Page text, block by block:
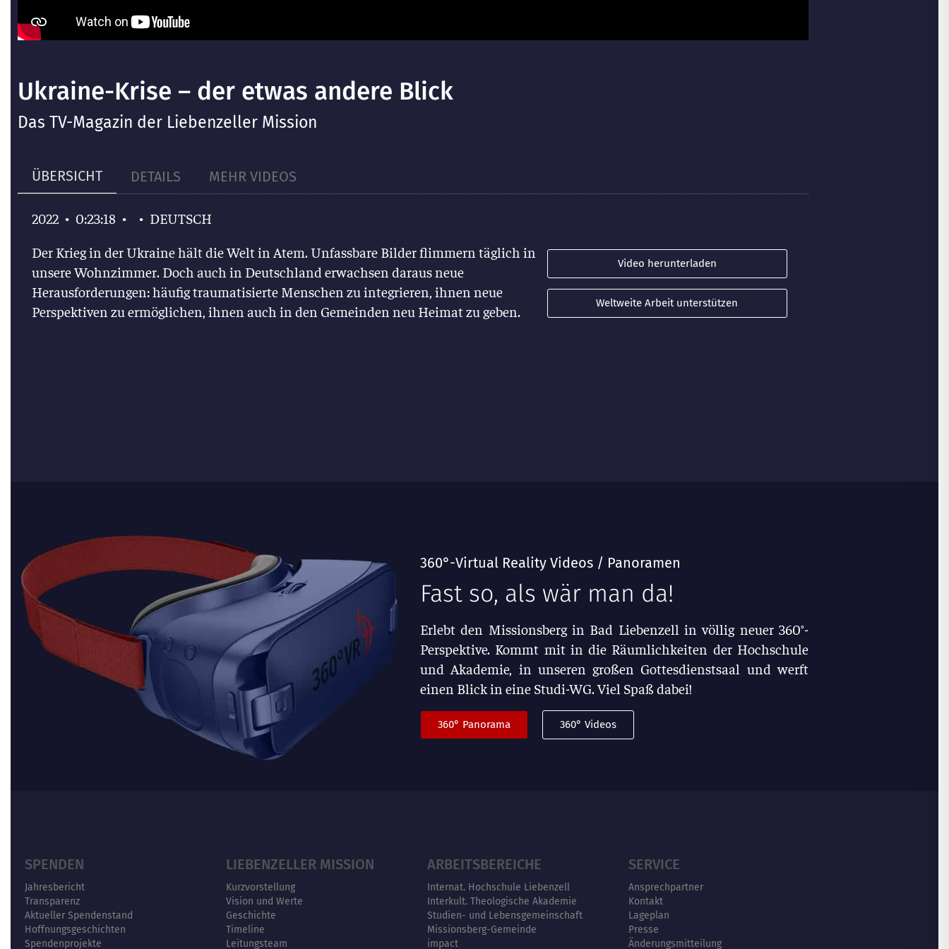
Ukraine-Krise – der etwas andere Blick
Das TV-Magazin der Liebenzeller Mission
ÜBERSICHT DETAILS MEHR VIDEOS
2022 • 0:23:18 • • DEUTSCH
Der Krieg in der Ukraine hält die Welt in Atem. Unfassbare Bilder flimmern täglich in
unsere Wohnzimmer. Doch auch in Deutschland erwachsen daraus neue
Herausforderungen: häufig traumatisierte Menschen zu integrieren, ihnen neue
Perspektiven zu ermöglichen, ihnen auch in den Gemeinden neu Heimat zu geben.
Video herunterladen
Weltweite Arbeit unterstützen
360°-Virtual Reality Videos / Panoramen
Fast so, als wär man da!
Erlebt den Missionsberg in Bad Liebenzell in völlig neuer 360°-
Perspektive. Kommt mit in die Räumlichkeiten der Hochschule
und Akademie, in unseren großen Gottesdienstsaal und werft
einen Blick in eine Studi-WG. Viel Spaß dabei!
360° Panorama 360° Videos
SPENDEN
Jahresbericht
Transparenz
Aktueller Spendenstand
Hoffnungsgeschichten
Spendenprojekte
LIEBENZELLER MISSION
Kurzvorstellung
Vision und Werte
Geschichte
Timeline
Leitungsteam
ARBEITSBEREICHE
Internat. Hochschule Liebenzell
Interkult. Theologische Akademie
Studien- und Lebensgemeinschaft
Missionsberg-Gemeinde
impact
SERVICE
Ansprechpartner
Kontakt
Lageplan
Presse
Änderungsmitteilung